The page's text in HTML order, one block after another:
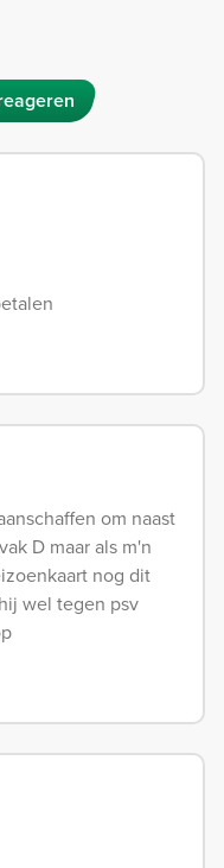
om naast
D maar als m'n
nog dit
wel tegen psv